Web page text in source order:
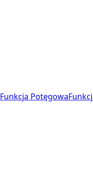
Funkcja Potęgowa